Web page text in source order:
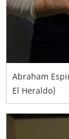
Abraham
El Heraldo)